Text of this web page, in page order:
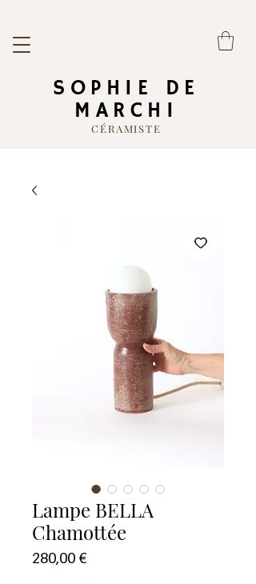
SOPHIE DE
MARCHI
CÉRAMISTE
Lampe BELLA
Chamottée
280,00 €Prix